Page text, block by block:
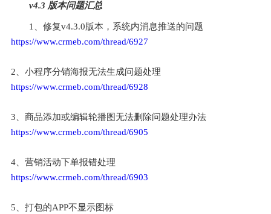
v4.3 版本问题汇总
1、修复v4.3.0版本，系统内消息推送的问题
https://www.crmeb.com/thread/6927
2、小程序分销海报无法生成问题处理
https://www.crmeb.com/thread/6928
3、商品添加或编辑轮播图无法删除问题处理办法
https://www.crmeb.com/thread/6905
4、营销活动下单报错处理
https://www.crmeb.com/thread/6903
5、打包的APP不显示图标